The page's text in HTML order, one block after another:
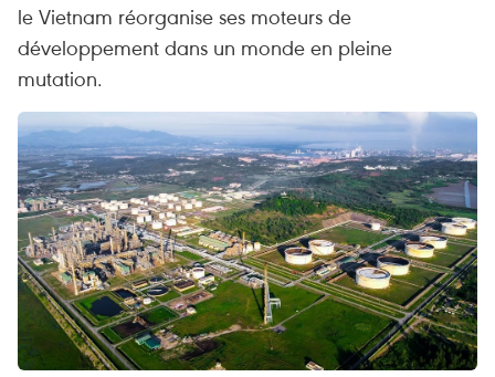
le Vietnam réorganise ses moteurs de
développement dans un monde en pleine
mutation.